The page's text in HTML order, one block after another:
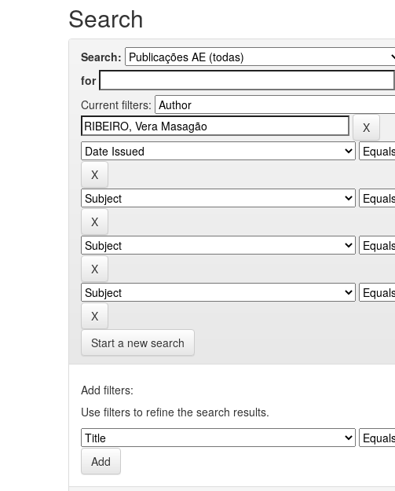
Search
Search:
for
Current filters:
Start a new search
Add filters:
Use filters to refine the search results.